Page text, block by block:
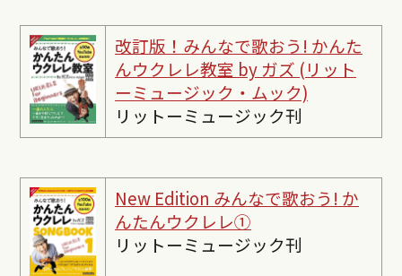
改訂版！みんなで歌おう! かんた
んウクレレ教室 by ガズ (リット
ーミュージック・ムック)
リットーミュージック刊
New Edition みんなで歌おう! か
んたんウクレレ①
リットーミュージック刊